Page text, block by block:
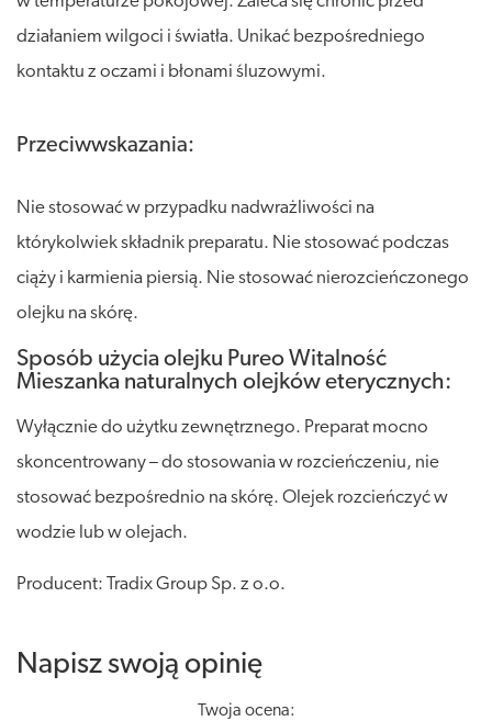
działaniem wilgoci i światła. Unikać bezpośredniego
kontaktu z oczami i błonami śluzowymi.
Przeciwwskazania:
Nie stosować w przypadku nadwrażliwości na
którykolwiek składnik preparatu. Nie stosować podczas
ciąży i karmienia piersią. Nie stosować nierozcieńczonego
olejku na skórę.
Sposób użycia olejku Pureo Witalność
Mieszanka naturalnych olejków eterycznych:
Wyłącznie do użytku zewnętrznego. Preparat mocno
skoncentrowany – do stosowania w rozcieńczeniu, nie
stosować bezpośrednio na skórę. Olejek rozcieńczyć w
wodzie lub w olejach.
Producent: Tradix Group Sp. z o.o.
Napisz swoją opinię
Twoja ocena: